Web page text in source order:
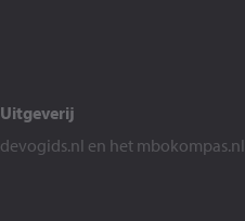
Uitgeverij
devogids.nl en het mbokompas.nl